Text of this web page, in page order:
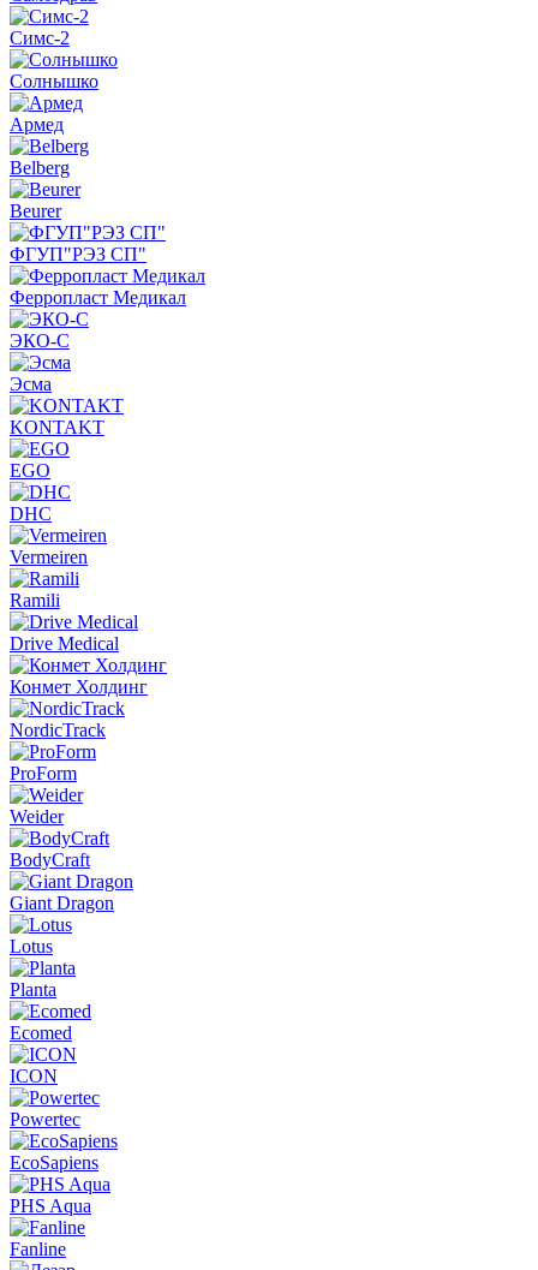
Симс-2
Солнышко
Армед
Belberg
Beurer
ФГУП"РЭЗ СП"
Ферропласт Медикал
ЭКО-С
Эсма
KONTAKT
EGO
DHC
Vermeiren
Ramili
Drive Medical
Конмет Холдинг
NordicTrack
ProForm
Weider
BodyCraft
Giant Dragon
Lotus
Planta
Ecomed
ICON
Powertec
EcoSapiens
PHS Aqua
Fanline